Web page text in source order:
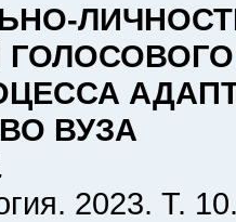
ВУЗА
2023. Т.